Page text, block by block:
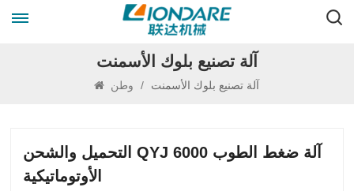
آلة تصنيع بلوك الأسمنت
/ آلة تصنيع بلوك الأسمنت
التحميل والشحن QYJ 6000 آلة ضغط الطوب
الأوتوماتيكية